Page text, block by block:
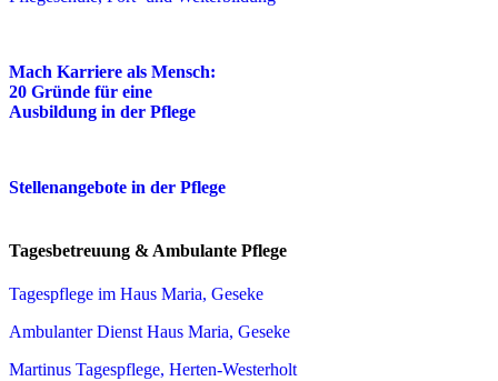
Mach Karriere als Mensch:
20 Gründe für eine
Ausbildung in der Pflege
Stellenangebote in der Pflege
Tagesbetreuung & Ambulante Pflege
Tagespflege im Haus Maria, Geseke
Ambulanter Dienst Haus Maria, Geseke
Martinus Tagespflege, Herten-Westerholt